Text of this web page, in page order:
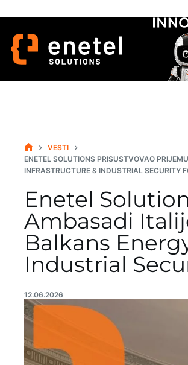
content
HOME
VESTI
ENETEL SOLUTIONS PRISUSTVOVAO
INFRASTRUCTURE & INDUSTRIAL SECURITY
Enetel
Ambasadi
Balkans
Industrial
12.06.2026